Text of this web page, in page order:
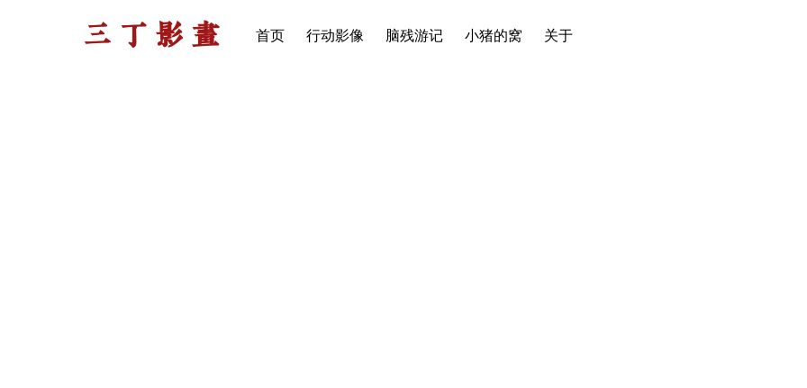
三丁影画 首页 行动影像 脑残游记 小猪的窝 关于